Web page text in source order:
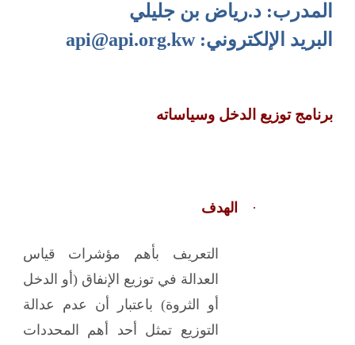
المدرب: د.رياض بن جليلي
البريد الإلكتروني:api@api.org.kw
برنامج توزيع الدخل وسياساته
· الهدف
التعريف بأهم مؤشرات قياس
العدالة في توزيع الإنفاق (أو الدخل
أو الثروة) باعتبار أن عدم عدالة
التوزيع تمثل أحد أهم المحددات